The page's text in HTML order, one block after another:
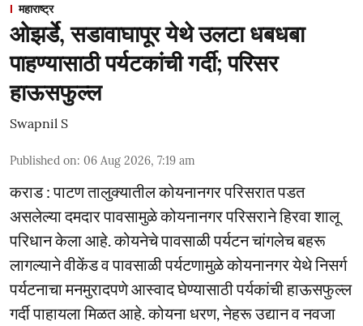
महाराष्ट्र
ओझर्डे, सडावाघापूर येथे उलटा धबधबा
पाहण्यासाठी पर्यटकांची गर्दी; परिसर
हाऊसफुल्ल
Swapnil S
Published on: 06 Aug 2026, 7:19 am
कराड : पाटण तालुक्यातील कोयनानगर परिसरात पडत
असलेल्या दमदार पावसामुळे कोयनानगर परिसराने हिरवा शालू
परिधान केला आहे. कोयनेचे पावसाळी पर्यटन चांगलेच बहरू
लागल्याने वीकेंड व पावसाळी पर्यटणामुळे कोयनानगर येथे निसर्ग
पर्यटनाचा मनमुरादपणे आस्वाद घेण्यासाठी पर्यकांची हाऊसफुल्ल
गर्दी पाहायला मिळत आहे. कोयना धरण, नेहरू उद्यान व नवजा